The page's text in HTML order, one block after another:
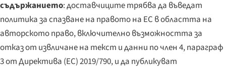
съдържанието: доставчиците трябва да въведат
политика за спазване на правото на ЕС в областта на
авторското право, включително възможността за
отказ от извличане на текст и данни по член 4, параграф
3 от Директива (ЕС) 2019/790, и да публикуват